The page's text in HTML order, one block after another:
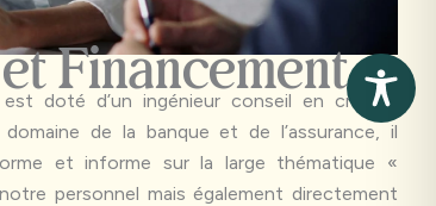
Financement
doté d’un ingénieur conseil en crédits.
de la banque et de l’assurance, il
et informe sur la large thématique «
personnel mais également directement